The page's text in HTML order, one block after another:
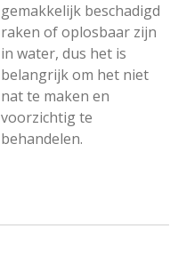
gemakkelijk beschadigd
raken of oplosbaar zijn
in water, dus het is
belangrijk om het niet
nat te maken en
voorzichtig te
behandelen.